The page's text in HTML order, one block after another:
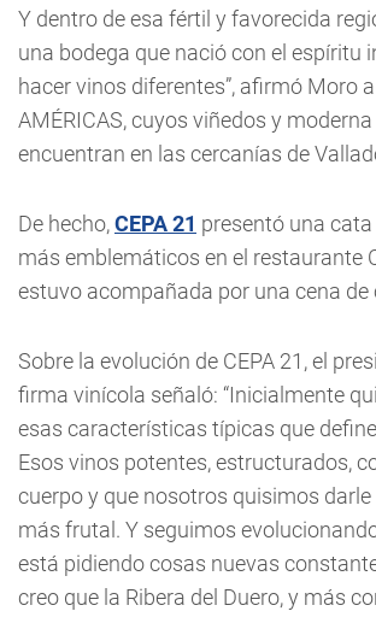
Y dentro de esa fértil y favorecida
una bodega que nació con el espíritu
hacer vinos diferentes”, afirmó Moro a
AMÉRICAS, cuyos viñedos y
encuentran en las cercanías de
De hecho,CEPA 21 presentó una
más emblemáticos en el restaurante
estuvo acompañada por una cena de
Sobre la evolución de CEPA 21, el
firma vinícola señaló: “Inicialmente
esas características típicas que
Esos vinos potentes, estructurados,
cuerpo y que nosotros quisimos
más frutal. Y seguimos
está pidiendo cosas nuevas
creo que la Ribera del Duero, y más